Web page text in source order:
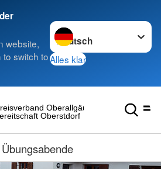
website,
switch to
Sprache wechseln zu
Alles klar
Oberstdorf
Oberallgäu
Übungsabende